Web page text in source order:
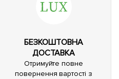
БЕЗКОШТОВНА
ДОСТАВКА
Отримуйте повне
повернення вартості з